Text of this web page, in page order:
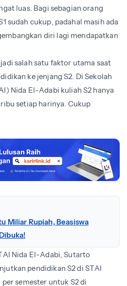
luas. Bagi sebagian orang
sudah cukup, padahal masih ada
diri lagi mendapatkan
salah satu faktor utama saat
ke jenjang S2. Di Sekolah
Nida El-Adabi kuliah S2 hanya
setiap harinya. Cukup
Miliar Rupiah, Beasiswa
Nida El-Adabi, Sutarto
pendidikan S2 di STAI
semester untuk S2 di